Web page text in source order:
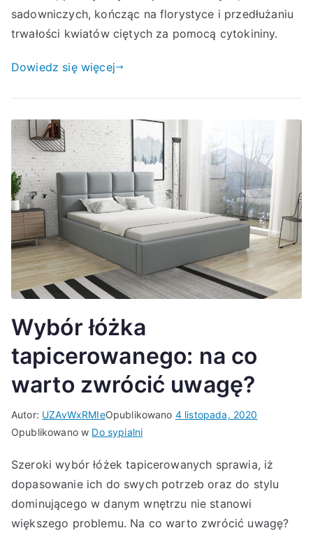
sadowniczych, kończąc na florystyce i przedłużaniu
trwałości kwiatów ciętych za pomocą cytokininy.
Dowiedz się więcej
Wybór łóżka
tapicerowanego: na co
warto zwrócić uwagę?
Autor: UZAvWxRMIeOpublikowano 4 listopada, 2020
Opublikowano w Do sypialni
Szeroki wybór łóżek tapicerowanych sprawia, iż
dopasowanie ich do swych potrzeb oraz do stylu
dominującego w danym wnętrzu nie stanowi
większego problemu. Na co warto zwrócić uwagę?